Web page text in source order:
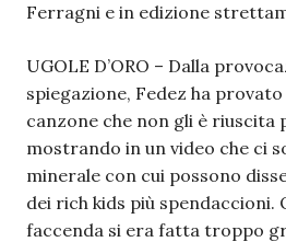
Ferragni e in edizione
UGOLE D’ORO – Dalla
spiegazione, Fedez ha
canzone che non gli è riuscita
mostrando in un video che ci
minerale con cui possono
dei rich kids più spendaccioni.
faccenda si era fatta troppo